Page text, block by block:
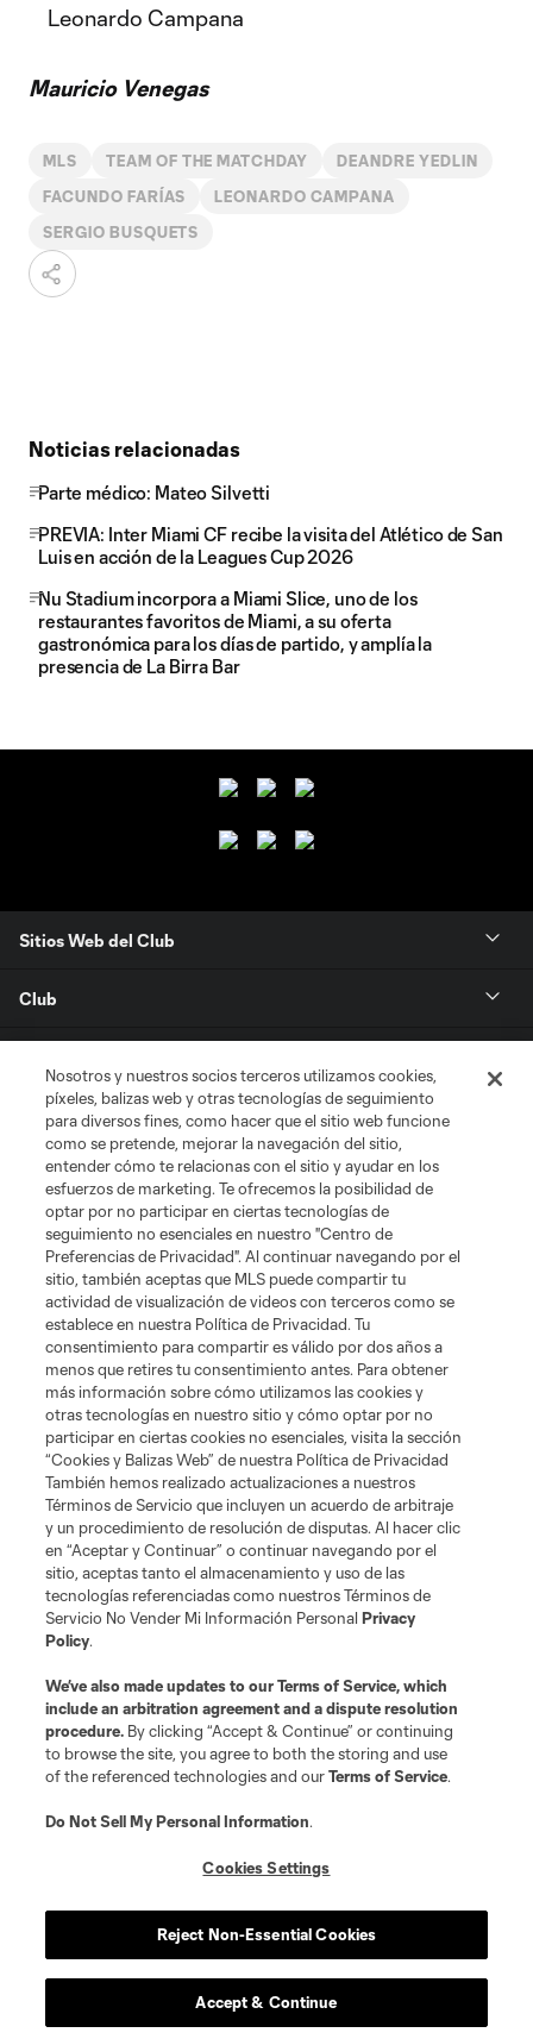
Leonardo Campana
Mauricio Venegas
MLS TEAM OF THE MATCHDAY DEANDRE YEDLIN
FACUNDO FARÍAS LEONARDO CAMPANA
SERGIO BUSQUETS
Noticias relacionadas
Parte médico: Mateo Silvetti
PREVIA: Inter Miami CF recibe la visita del Atlético de San
Luis en acción de la Leagues Cup 2026
Nu Stadium incorpora a Miami Slice, uno de los
restaurantes favoritos de Miami, a su oferta
gastronómica para los días de partido, y amplía la
presencia de La Birra Bar
Sitios Web del Club
Club
News
MLSSOCCER.COM
Terminos de servicio
Politica de privacidad
Do Not Sell or Share My Personal Information
Cookies Settings
©2026 MLS. The Major League Soccer and MLS name and shield are
registered trademarks of Major League Soccer, L.L.C. (“MLS”). The names
and logos of MLS teams are registered and/or common law trademarks of
MLS or are used with the permission of their owners. Any unauthorized use
is forbidden.
Nosotros y nuestros socios terceros utilizamos cookies,
píxeles, balizas web y otras tecnologías de seguimiento
para diversos fines, como hacer que el sitio web funcione
como se pretende, mejorar la navegación del sitio,
entender cómo te relacionas con el sitio y ayudar en los
esfuerzos de marketing. Te ofrecemos la posibilidad de
optar por no participar en ciertas tecnologías de
seguimiento no esenciales en nuestro "Centro de
Preferencias de Privacidad". Al continuar navegando por el
sitio, también aceptas que MLS puede compartir tu
actividad de visualización de videos con terceros como se
establece en nuestra Política de Privacidad. Tu
consentimiento para compartir es válido por dos años a
menos que retires tu consentimiento antes. Para obtener
más información sobre cómo utilizamos las cookies y
otras tecnologías en nuestro sitio y cómo optar por no
participar en ciertas cookies no esenciales, visita la sección
“Cookies y Balizas Web” de nuestra Política de Privacidad
También hemos realizado actualizaciones a nuestros
Términos de Servicio que incluyen un acuerdo de arbitraje
y un procedimiento de resolución de disputas. Al hacer clic
en “Aceptar y Continuar” o continuar navegando por el
sitio, aceptas tanto el almacenamiento y uso de las
tecnologías referenciadas como nuestros Términos de
Servicio No Vender Mi Información PersonalPrivacy
Policy.
We’ve also made updates to ourTerms of Service, which
include an arbitration agreement and a dispute resolution
procedure. By clicking “Accept & Continue” or continuing
to browse the site, you agree to both the storing and use
of the referenced technologies and ourTerms of Service.
Do Not Sell My Personal Information.
Cookies Settings
Reject Non-Essential Cookies
Accept & Continue